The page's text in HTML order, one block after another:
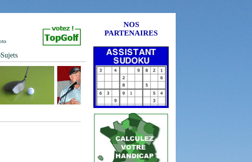
NOS
PARTENAIRES